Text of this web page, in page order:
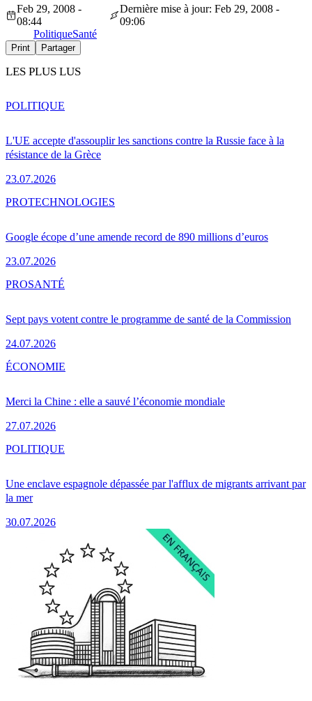
Feb 29, 2008 -
08:44
Dernière mise à jour: Feb 29, 2008 -
09:06
PolitiqueSanté
Print Partager
LES PLUS LUS
L'UE accepte d'assouplir les sanctions contre la Russie face à la
résistance de la Grèce
23.07.2026
POLITIQUE
Google écope d’une amende record de 890 millions d’euros
23.07.2026
PROTECHNOLOGIES
Sept pays votent contre le programme de santé de la Commission
24.07.2026
PROSANTÉ
Merci la Chine : elle a sauvé l’économie mondiale
27.07.2026
ÉCONOMIE
Une enclave espagnole dépassée par l'afflux de migrants arrivant par
la mer
30.07.2026
POLITIQUE